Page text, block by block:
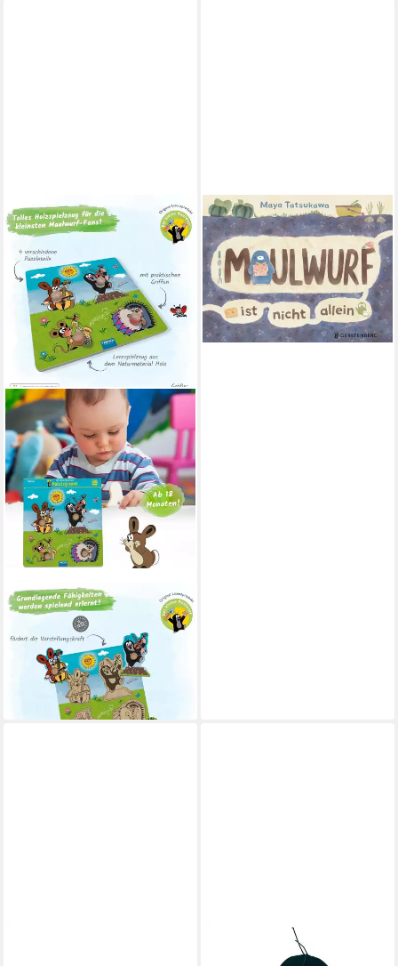
TRÖTSCH VERLAG
Spiel Maulwurf Holzpuzzle -
Legespiel für Kinder ab 18
Monaten
17,89 €
lieferbar - in 6-7 Werktagen bei dir
Maulwurf ist nicht allein /
Maya Tatsukawa
15,00 €
lieferbar - in 2-3 Werktagen bei dir
Kuscheltier Der kleine